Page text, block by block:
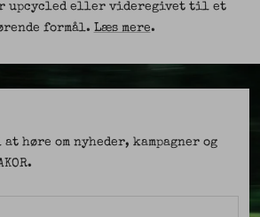
upcycled eller videregivet til et
formål. Læs mere.
høre om nyheder, kampagner og